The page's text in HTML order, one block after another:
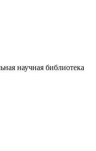
научная библиотека